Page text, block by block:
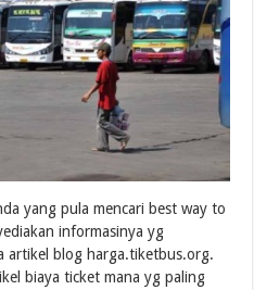
yang pula mencari best way to
informasinya yg
artikel blog harga.tiketbus.org.
biaya ticket mana yg paling